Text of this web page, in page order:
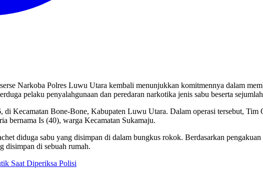
Narkoba Polres Luwu Utara kembali menunjukkan komitmennya dalam
pelaku penyalahgunaan dan peredaran narkotika jenis sabu beserta
di Kecamatan Bone-Bone, Kabupaten Luwu Utara. Dalam operasi tersebut,
bernama Is (40), warga Kecamatan Sukamaju.
diduga sabu yang disimpan di dalam bungkus rokok. Berdasarkan
disimpan di sebuah rumah.
Saat Diperiksa Polisi